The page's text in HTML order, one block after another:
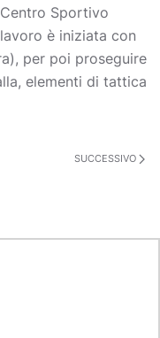
Sportivo
è iniziata con
per poi proseguire
elementi di tattica
SUCCESSIVO